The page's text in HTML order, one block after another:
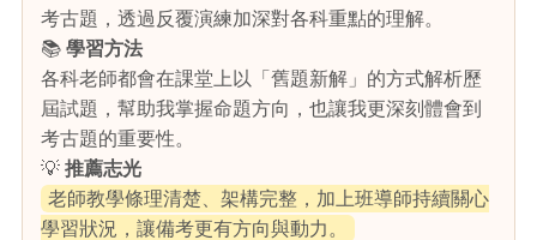
考古題，透過反覆演練加深對各科重點的理解。
📚 學習方法
各科老師都會在課堂上以「舊題新解」的方式解析歷
屆試題，幫助我掌握命題方向，也讓我更深刻體會到
考古題的重要性。
💡 推薦志光
老師教學條理清楚、架構完整，加上班導師持續關心
學習狀況，讓備考更有方向與動力。